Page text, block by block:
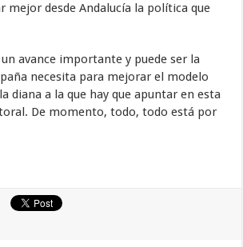
mejor desde Andalucía la política que
avance importante y puede ser la
necesita para mejorar el modelo
diana a la que hay que apuntar en esta
De momento, todo, todo está por